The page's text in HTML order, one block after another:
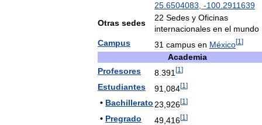
25 6504083 -100 2911639
Otras sedes
22 Sedes y Oficinas
internacionales en el mundo
Campus
31 campus en México[1 ]
Academia
Profesores
8 391 [1 ]
Estudiantes 91 084[1 ]
• Bachillerato 23 926[1 ]
• Pregrado 49 416[1 ]